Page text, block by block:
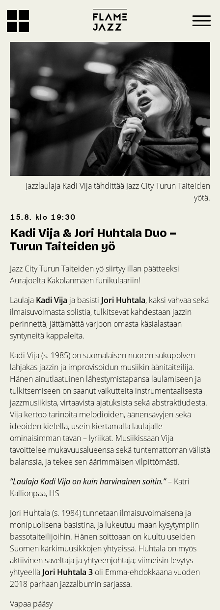
Jazzlaulaja Kadi Vija tähdittää Jazz City Turun Taiteiden
yötä.
15.8. klo 19:30
Kadi Vija & Jori Huhtala Duo –
Turun Taiteiden yö
Jazz City Turun Taiteiden yö siirtyy illan päätteeksi
Aurajoelta Kakolanmäen funikulaariin!
Laulaja Kadi Vija ja basisti Jori Huhtala, kaksi vahvaa sekä
ilmaisuvoimasta solistia, tulkitsevat kahdestaan jazzin
perinnettä, jättämättä varjoon omasta käsialastaan
syntyneitä kappaleita.
Kadi Vija (s. 1985) on suomalaisen nuoren sukupolven
lahjakas jazzin ja improvisoidun musiikin äänitaiteilija.
Hänen ainutlaatuinen lähestymistapansa laulamiseen ja
tulkitsemiseen on saanut vaikutteita instrumentaalisesta
jazzmusiikista, virtaavista ajatuksista sekä abstraktiudesta.
Vija kertoo tarinoita melodioiden, äänensävyjen sekä
ideoiden kielellä, usein kiertämällä laulajalle
ominaisimman tavan – lyriikat. Musiikissaan Vija
tavoittelee mukavuusalueensa sekä tuntemattoman välistä
balanssia, ja tekee sen äärimmäisen vilpittömästi.
“Laulaja Kadi Vija on kuin harvinainen soitin.”– Katri
Kallionpää, HS
Jori Huhtala (s. 1984) tunnetaan ilmaisuvoimaisena ja
monipuolisena basistina, ja lukeutuu maan kysytympiin
bassotaiteilijoihin. Hänen soittoaan on kuultu useiden
Suomen kärkimuusikkojen yhtyeissä. Huhtala on myös
aktiivinen säveltäjä ja yhtyeenjohtaja; viimeisin levytys
yhtyeellä Jori Huhtala 3 oli Emma-ehdokkaana vuoden
2018 parhaan jazzalbumin sarjassa.
Vapaa pääsy